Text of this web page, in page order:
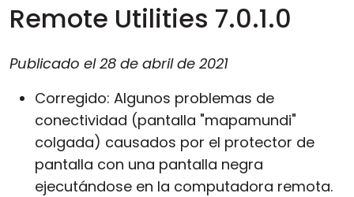
Remote Utilities 7.0.1.0
Publicado el28 de abril de 2021
Corregido: Algunos problemas de
conectividad (pantalla "mapamundi"
colgada) causados por el protector de
pantalla con una pantalla negra
ejecutándose en la computadora remota.